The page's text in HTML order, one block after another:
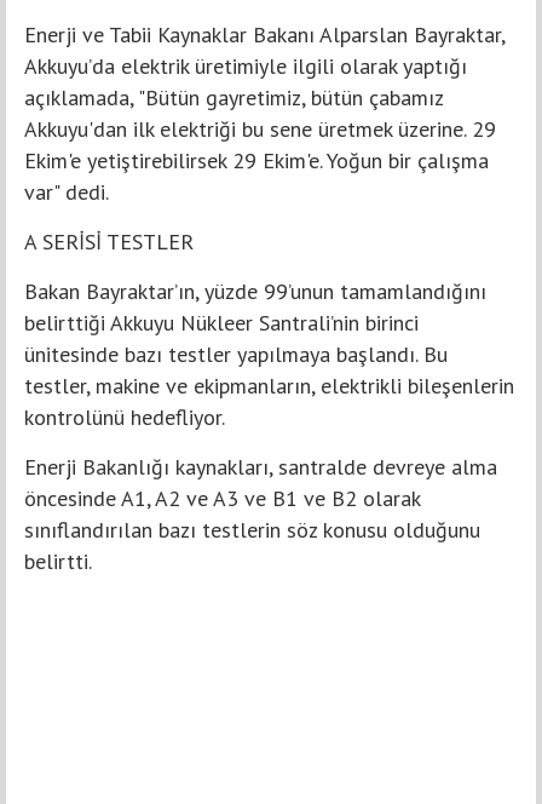
Enerji ve Tabii Kaynaklar Bakanı Alparslan Bayraktar,
Akkuyu’da elektrik üretimiyle ilgili olarak yaptığı
açıklamada, "Bütün gayretimiz, bütün çabamız
Akkuyu'dan ilk elektriği bu sene üretmek üzerine. 29
Ekim'e yetiştirebilirsek 29 Ekim'e. Yoğun bir çalışma
var" dedi.
A SERİSİ TESTLER
Bakan Bayraktar’ın, yüzde 99’unun tamamlandığını
belirttiği Akkuyu Nükleer Santrali’nin birinci
ünitesinde bazı testler yapılmaya başlandı. Bu
testler, makine ve ekipmanların, elektrikli bileşenlerin
kontrolünü hedefliyor.
Enerji Bakanlığı kaynakları, santralde devreye alma
öncesinde A1, A2 ve A3 ve B1 ve B2 olarak
sınıflandırılan bazı testlerin söz konusu olduğunu
belirtti.